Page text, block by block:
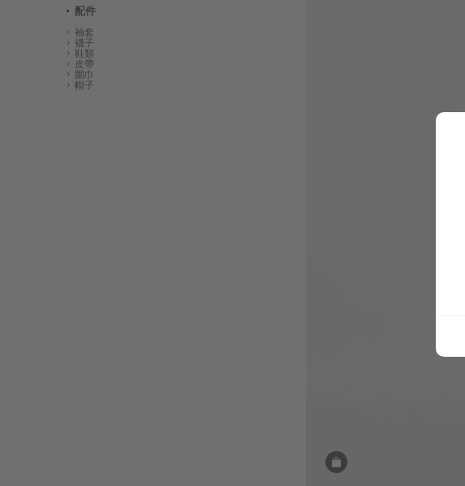
配件
袖套
襪子
鞋類
皮帶
圍巾
帽子